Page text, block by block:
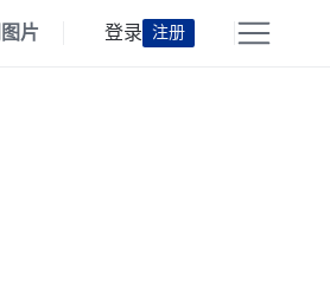
图片 登录 注册